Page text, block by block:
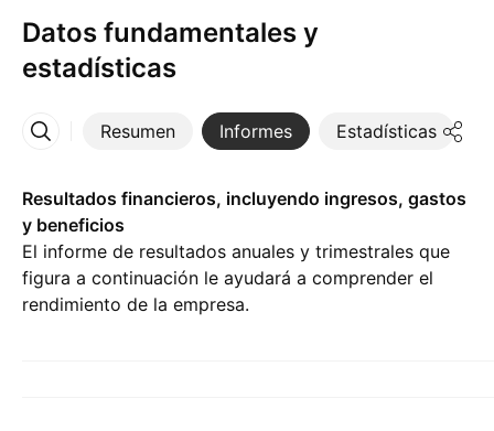
Datos fundamentales y
estadísticas
Resumen Informes Estadísticas
Más
Resultados financieros, incluyendo ingresos, gastos
y beneficios
El informe de resultados anuales y trimestrales que
figura a continuación le ayudará a comprender el
rendimiento de la empresa.